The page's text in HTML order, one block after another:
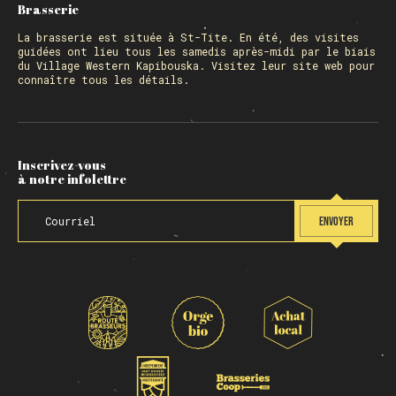
Brasserie
La brasserie est située à St-Tite. En été, des visites
guidées ont lieu tous les samedis après-midi par le biais
du Village Western Kapibouska. Visitez leur site web pour
connaître tous les détails.
Inscrivez-vous
à notre infolettre
ENVOYER